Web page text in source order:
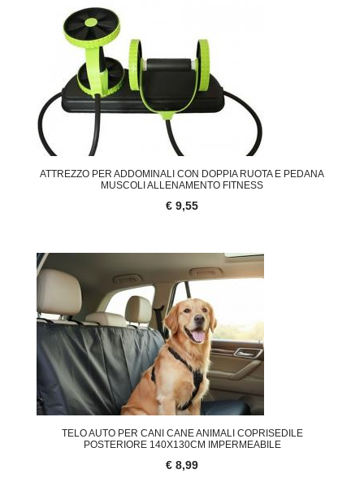
ATTREZZO PER ADDOMINALI CON DOPPIA RUOTA E PEDANA
MUSCOLI ALLENAMENTO FITNESS
€ 9,55
TELO AUTO PER CANI CANE ANIMALI COPRISEDILE
POSTERIORE 140X130CM IMPERMEABILE
€ 8,99